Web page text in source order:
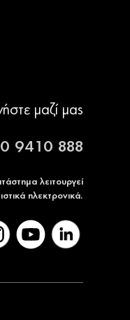
μαζί μας
9410 888
λειτουργεί
ηλεκτρονικά.